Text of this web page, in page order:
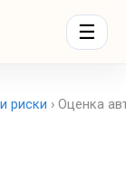
☰
риски › Оценка